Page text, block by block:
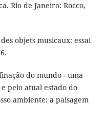
Rio de Janeiro: Rocco,
objets musicaux: essai
do mundo - uma
pelo atual estado do
ambiente: a paisagem